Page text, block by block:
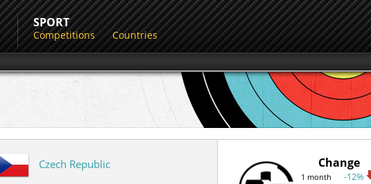
SPORT
Competitions Countries
Czech Republic Change
1 month
-12%